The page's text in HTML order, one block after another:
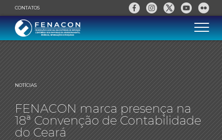
CONTATOS
NOTÍCIAS
FENACON marca presença na
18ª Convenção de Contabilidade
do Ceará